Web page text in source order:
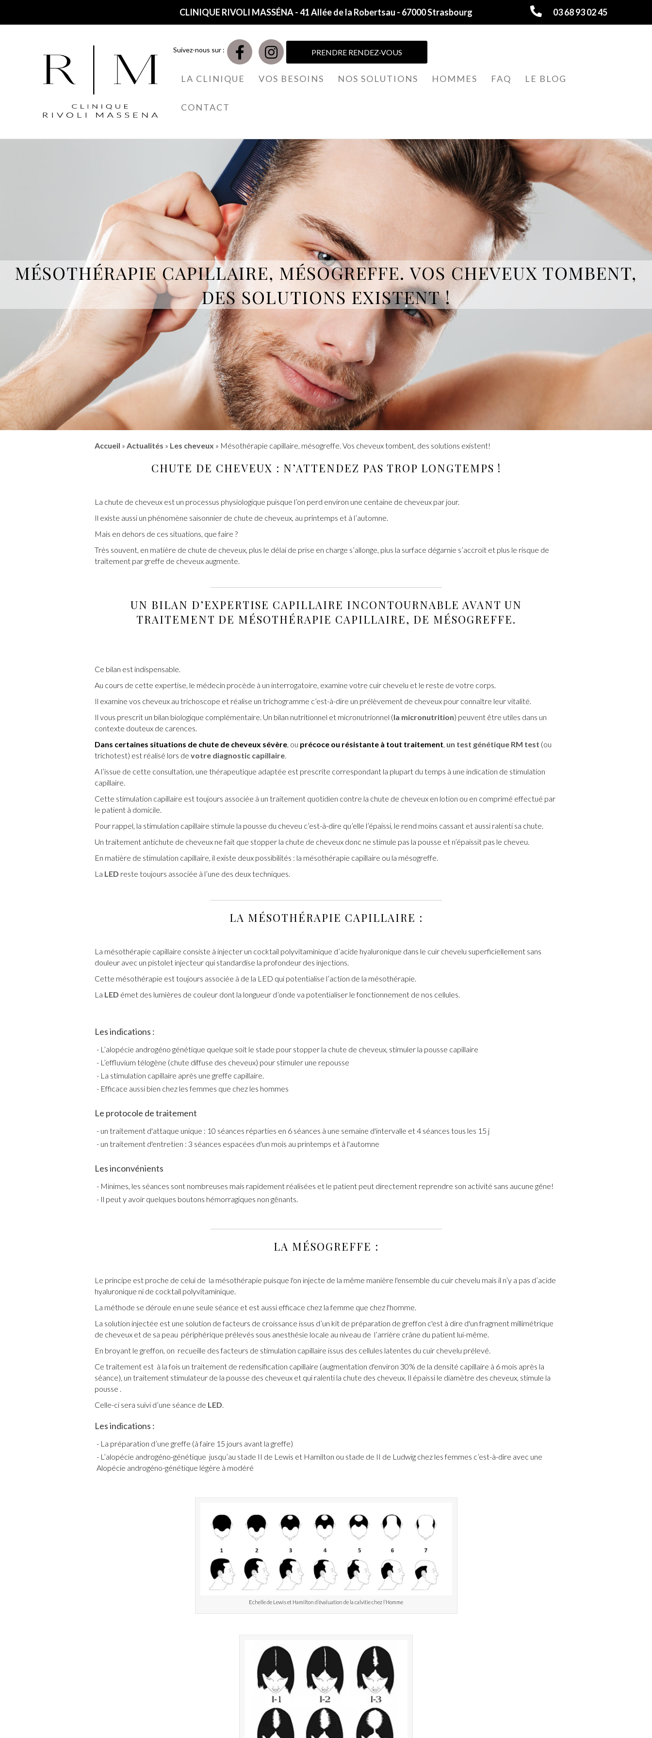
CLINIQUE RIVOLI MASSÉNA - 41 Allée de la Robertsau - 67000 Strasbourg 03 68 93 02 45
Suivez-nous sur : PRENDRE RENDEZ-VOUS
LA CLINIQUE VOS BESOINS NOS SOLUTIONS HOMMES FAQ LE BLOG
CONTACT
MÉSOTHÉRAPIE CAPILLAIRE, MÉSOGREFFE. VOS CHEVEUX TOMBENT,
DES SOLUTIONS EXISTENT !
Accueil » Actualités » Les cheveux » Mésothérapie capillaire, mésogreffe. Vos cheveux tombent, des solutions existent!
CHUTE DE CHEVEUX : N’ATTENDEZ PAS TROP LONGTEMPS !
La chute de cheveux est un processus physiologique puisque l’on perd environ une centaine de cheveux par jour.
Il existe aussi un phénomène saisonnier de chute de cheveux, au printemps et à l’automne.
Mais en dehors de ces situations, que faire ?
Très souvent, en matière de chute de cheveux, plus le délai de prise en charge s’allonge, plus la surface dégarnie s’accroit et plus le risque de
traitement par greffe de cheveux augmente.
UN BILAN D’EXPERTISE CAPILLAIRE INCONTOURNABLE AVANT UN
TRAITEMENT DE MÉSOTHÉRAPIE CAPILLAIRE, DE MÉSOGREFFE.
Ce bilan est indispensable.
Au cours de cette expertise, le médecin procède à un interrogatoire, examine votre cuir chevelu et le reste de votre corps.
Il examine vos cheveux au trichoscope et réalise un trichogramme c’est-à-dire un prélèvement de cheveux pour connaître leur vitalité.
Il vous prescrit un bilan biologique complémentaire. Un bilan nutritionnel et micronutrionnel (la micronutrition) peuvent être utiles dans un
contexte douteux de carences.
Dans certaines situations de chute de cheveux sévère, ou précoce ou résistante à tout traitement, un test génétique RM test (ou
trichotest) est réalisé lors de votre diagnostic capillaire.
A l’issue de cette consultation, une thérapeutique adaptée est prescrite correspondant la plupart du temps à une indication de stimulation
capillaire.
Cette stimulation capillaire est toujours associée à un traitement quotidien contre la chute de cheveux en lotion ou en comprimé effectué par
le patient à domicile.
Pour rappel, la stimulation capillaire stimule la pousse du cheveu c’est-à-dire qu’elle l’épaissi, le rend moins cassant et aussi ralenti sa chute.
Un traitement antichute de cheveux ne fait que stopper la chute de cheveux donc ne stimule pas la pousse et n’épaissit pas le cheveu.
En matière de stimulation capillaire, il existe deux possibilités : la mésothérapie capillaire ou la mésogreffe.
La LED reste toujours associée à l’une des deux techniques.
LA MÉSOTHÉRAPIE CAPILLAIRE :
La mésothérapie capillaire consiste à injecter un cocktail polyvitaminique d’acide hyaluronique dans le cuir chevelu superficiellement sans
douleur avec un pistolet injecteur qui standardise la profondeur des injections.
Cette mésothérapie est toujours associée à de la LED qui potentialise l’action de la mésothérapie.
La LED émet des lumières de couleur dont la longueur d’onde va potentialiser le fonctionnement de nos cellules.
Les indications :
L’alopécie androgéno génétique quelque soit le stade pour stopper la chute de cheveux, stimuler la pousse capillaire
L’effluvium télogène (chute diffuse des cheveux) pour stimuler une repousse
La stimulation capillaire après une greffe capillaire.
Efficace aussi bien chez les femmes que chez les hommes
Le protocole de traitement
un traitement d'attaque unique : 10 séances réparties en 6 séances à une semaine d'intervalle et 4 séances tous les 15 j
un traitement d'entretien : 3 séances espacées d'un mois au printemps et à l'automne
Les inconvénients
Minimes, les séances sont nombreuses mais rapidement réalisées et le patient peut directement reprendre son activité sans aucune gêne!
Il peut y avoir quelques boutons hémorragiques non gênants.
LA MÉSOGREFFE :
Le principe est proche de celui de la mésothérapie puisque l'on injecte de la même manière l'ensemble du cuir chevelu mais il n’y a pas d’acide
hyaluronique ni de cocktail polyvitaminique.
La méthode se déroule en une seule séance et est aussi efficace chez la femme que chez l'homme.
La solution injectée est une solution de facteurs de croissance issus d’un kit de préparation de greffon c'est à dire d'un fragment millimétrique
de cheveux et de sa peau périphérique prélevés sous anesthésie locale au niveau de l’arrière crâne du patient lui-même.
En broyant le greffon, on recueille des facteurs de stimulation capillaire issus des cellules latentes du cuir chevelu prélevé.
Ce traitement est à la fois un traitement de redensification capillaire (augmentation d'environ 30% de la densité capillaire à 6 mois après la
séance), un traitement stimulateur de la pousse des cheveux et qui ralenti la chute des cheveux. Il épaissi le diamètre des cheveux, stimule la
pousse .
Celle-ci sera suivi d’une séance de LED.
Les indications :
La préparation d’une greffe (à faire 15 jours avant la greffe)
L’alopécie androgéno-génétique jusqu’au stade II de Lewis et Hamilton ou stade de II de Ludwig chez les femmes c’est-à-dire avec une
Alopécie androgéno-génétique légère à modéré
Echelle de Lewis et Hamilton d’évaluation de la calvitie chez l’Homme